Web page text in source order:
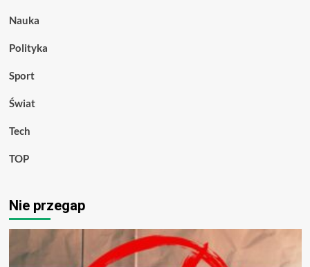
Nauka
Polityka
Sport
Świat
Tech
TOP
Nie przegap